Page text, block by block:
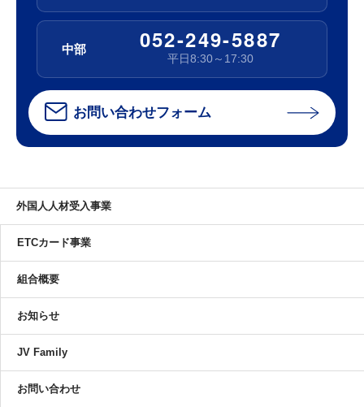
中部 052-249-5887
平日8:30～17:30
お問い合わせフォーム
外国人人材受入事業
ETCカード事業
組合概要
お知らせ
JV Family
お問い合わせ